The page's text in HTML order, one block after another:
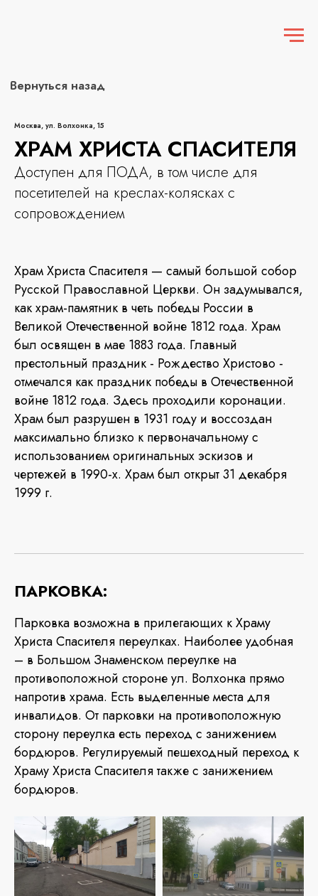
Москва, ул. Волхонка, 15
ХРАМ ХРИСТА СПАСИТЕЛЯ
Доступен для ПОДА, в том числе для
посетителей на креслах-колясках с
сопровождением
Храм Христа Спасителя — самый большой собор
Русской Православной Церкви. Он задумывался,
как храм-памятник в четь победы России в
Великой Отечественной войне 1812 года. Храм
был освящен в мае 1883 года. Главный
престольный праздник - Рождество Христово -
отмечался как праздник победы в Отечественной
войне 1812 года. Здесь проходили коронации.
Храм был разрушен в 1931 году и воссоздан
максимально близко к первоначальному с
использованием оригинальных эскизов и
чертежей в 1990-х. Храм был открыт 31 декабря
1999 г.
ПАРКОВКА:
Парковка возможна в прилегающих к Храму
Христа Спасителя переулках. Наиболее удобная
– в Большом Знаменском переулке на
противоположной стороне ул. Волхонка прямо
напротив храма. Есть выделенные места для
инвалидов. От парковки на противоположную
сторону переулка есть переход с занижением
бордюров. Регулируемый пешеходный переход к
Храму Христа Спасителя также с занижением
бордюров.